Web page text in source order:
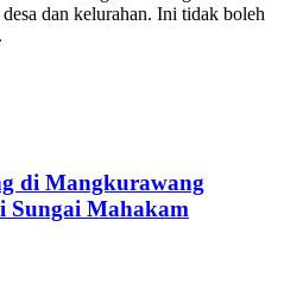
dan kelurahan. Ini tidak boleh
di Mangkurawang
Sungai Mahakam